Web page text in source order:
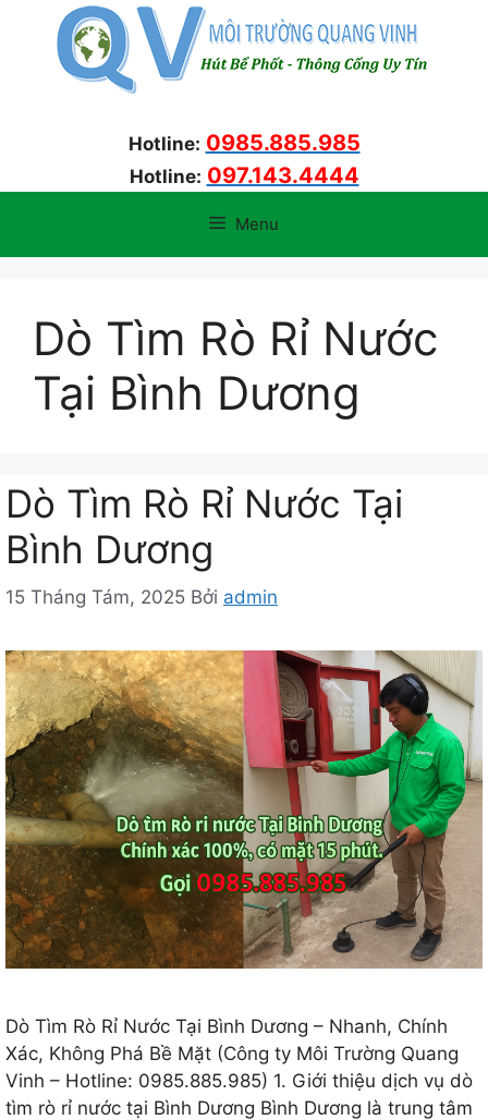
Chuyển
Hotline: 0985.885.985
Hotline: 097.143.4444
Menu
Dò Tìm Rò Rỉ Nước
Tại Bình Dương
Dò Tìm Rò Rỉ Nước Tại
Bình Dương
15 Tháng Tám, 2025 Bởi admin
Dò Tìm Rò Rỉ Nước Tại Bình Dương – Nhanh, Chính
Xác, Không Phá Bề Mặt (Công ty Môi Trường Quang
Vinh – Hotline: 0985.885.985) 1. Giới thiệu dịch vụ dò
tìm rò rỉ nước tại Bình Dương Bình Dương là trung tâm